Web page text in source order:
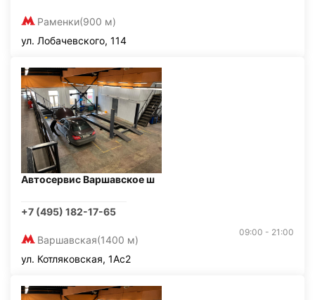
Раменки(900 м)
ул. Лобачевского, 114
Автосервис Варшавское ш
+7 (495) 182-17-65
Варшавская(1400 м)
09:00 - 21:00
ул. Котляковская, 1Ас2